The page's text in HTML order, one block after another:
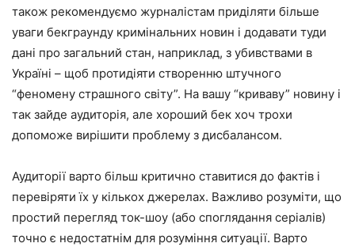
також рекомендуємо журналістам приділяти більше
уваги бекграунду кримінальних новин і додавати туди
дані про загальний стан, наприклад, з убивствами в
Україні – щоб протидіяти створенню штучного
“феномену страшного світу”. На вашу “криваву” новину і
так зайде аудиторія, але хороший бек хоч трохи
допоможе вирішити проблему з дисбалансом.
Аудиторії варто більш критично ставитися до фактів і
перевіряти їх у кількох джерелах. Важливо розуміти, що
простий перегляд ток-шоу (або споглядання серіалів)
точно є недостатнім для розуміння ситуації. Варто